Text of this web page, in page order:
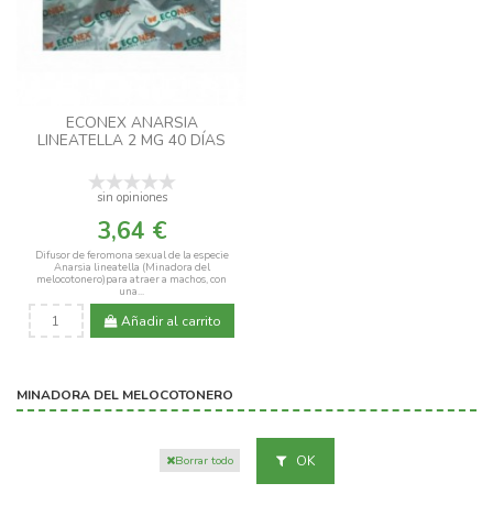
ECONEX ANARSIA
LINEATELLA 2 MG 40 DÍAS
sin opiniones
3,64 €
Difusor de feromona sexual de la especie
Anarsia lineatella (Minadora del
melocotonero)para atraer a machos, con
una...
Añadir al carrito
MINADORA DEL MELOCOTONERO
Borrar todo OK